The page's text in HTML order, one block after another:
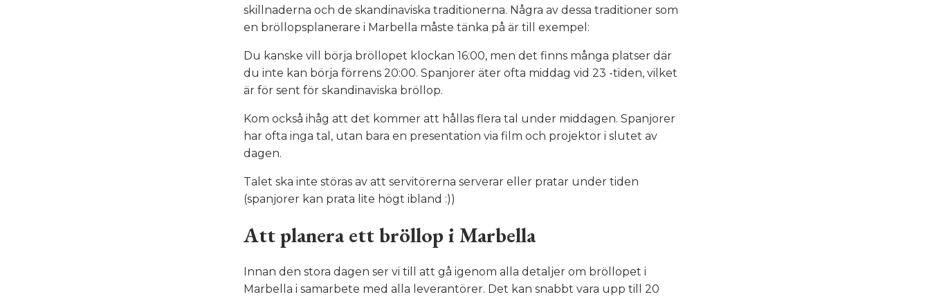
skillnaderna och de skandinaviska traditionerna. Några av dessa traditioner som
en bröllopsplanerare i Marbella måste tänka på är till exempel:
Du kanske vill börja bröllopet klockan 16:00, men det finns många platser där
du inte kan börja förrens 20:00. Spanjorer äter ofta middag vid 23 -tiden, vilket
är för sent för skandinaviska bröllop.
Kom också ihåg att det kommer att hållas flera tal under middagen. Spanjorer
har ofta inga tal, utan bara en presentation via film och projektor i slutet av
dagen.
Talet ska inte störas av att servitörerna serverar eller pratar under tiden
(spanjorer kan prata lite högt ibland :))
Att planera ett bröllop i Marbella
Innan den stora dagen ser vi till att gå igenom alla detaljer om bröllopet i
Marbella i samarbete med alla leverantörer. Det kan snabbt vara upp till 20